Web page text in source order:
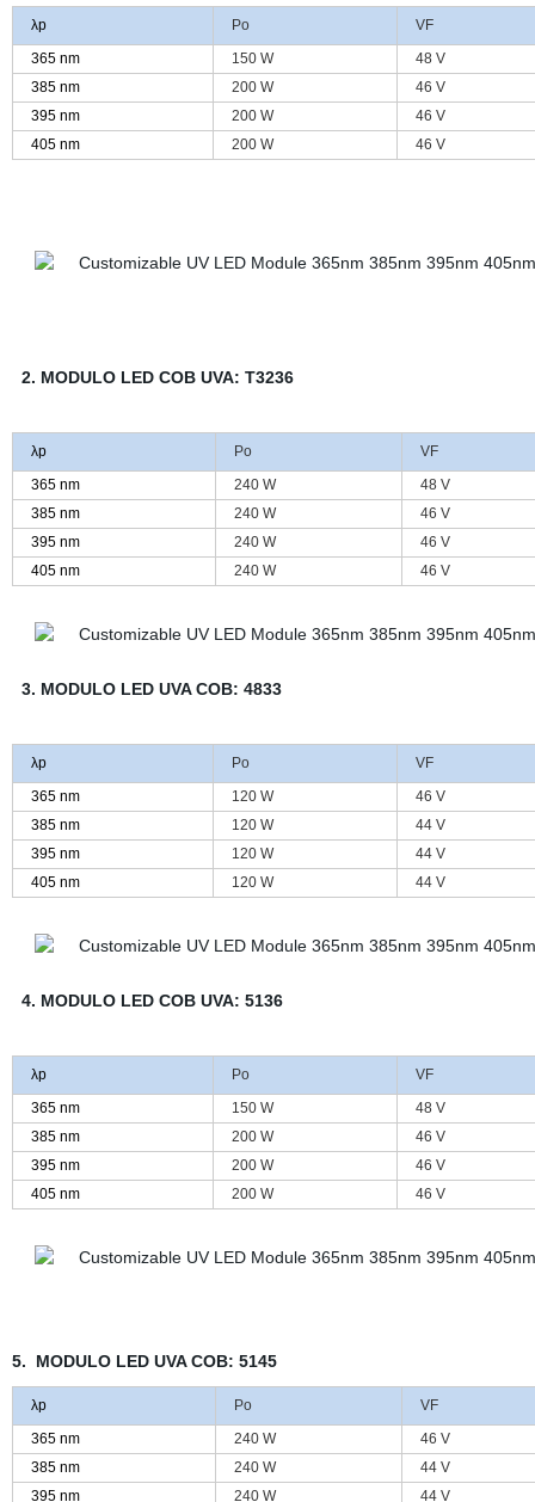
λp Po
VF
365 nm
150 W
48 V
385 nm
200 W
46 V
395 nm
200 W
46 V
405 nm
200 W 46 V
2. MODULO LED COB UVA: T3236
λp Po
VF
365 nm
240 W
48 V
385 nm
240 W
46 V
395 nm
240 W
46 V
405 nm
240 W 46 V
3. MODULO LED UVA COB: 4833
λp Po
VF
365 nm
120 W
46 V
385 nm
120 W
44 V
395 nm
120 W
44 V
405 nm
120 W 44 V
4. MODULO LED COB UVA: 5136
λp Po
VF
365 nm
150 W
48 V
385 nm
200 W
46 V
395 nm
200 W
46 V
405 nm
200 W 46 V
5. MODULO LED UVA COB: 5145
λp Po
VF
365 nm
240 W
46 V
385 nm
240 W
44 V
395 nm
240 W 44 V